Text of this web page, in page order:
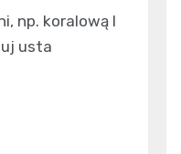
np. koralową I
usta